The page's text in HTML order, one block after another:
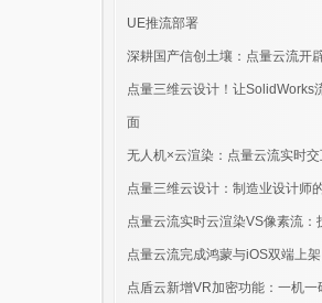
UE推流部署
深耕国产信创土壤：点量云流开
点量三维云设计！让SolidWorks
面
无人机×云渲染：点量云流实时
点量三维云设计：制造业设计师
点量云流实时云渲染VS像素流：
点量云流完成鸿蒙与iOS双端上
点盾云新增VR加密功能：一机